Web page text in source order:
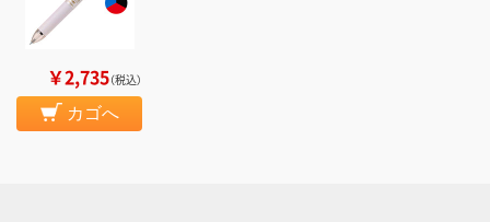
￥2,735（税込）
カゴへ